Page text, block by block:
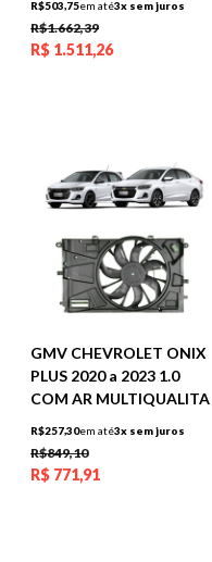
R$503,75em até3x sem juros
R$1.662,39
R$ 1.511,26
GMV CHEVROLET ONIX
PLUS 2020 a 2023 1.0
COM AR MULTIQUALITA
R$257,30em até3x sem juros
R$849,10
R$ 771,91